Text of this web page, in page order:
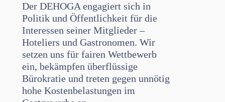
Der DEHOGA engagiert sich in
Politik und Öffentlichkeit für die
Interessen seiner Mitglieder –
Hoteliers und Gastronomen. Wir
setzen uns für fairen Wettbewerb
ein, bekämpfen überflüssige
Bürokratie und treten gegen unnötig
hohe Kostenbelastungen im